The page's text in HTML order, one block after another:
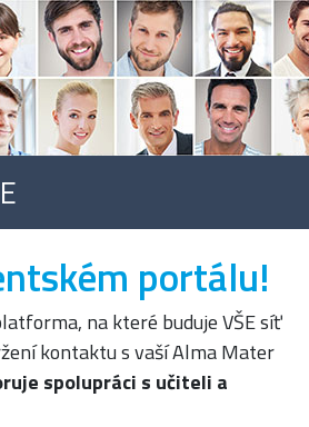
portálu!
na které buduje VŠE síť
kontaktu s vaší Alma Mater
spolupráci s učiteli a